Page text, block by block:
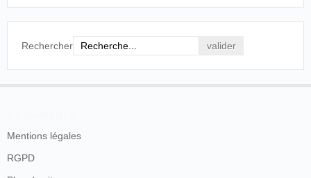
Rechercher
Mentions légales
RGPD